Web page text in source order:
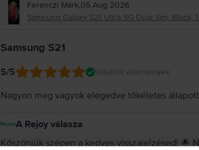
Ferenczi Márk,05 Aug 2026
Samsung Galaxy S21 Ultra 5G Dual Sim, Black,
Samsung S21
5/5 Vásárlói vélemények
Nagyon meg vagyok elégedve tökéletes
A Rejoy válasza
Köszönjük szépen a kedves visszajelzésed! 🌟